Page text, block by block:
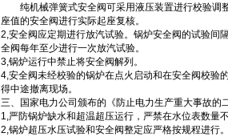
纯机械弹簧式安全阀可采用液压装置进行校验调
座值的安全阀进行实际起座复核。
2,安全阀应定期进行放汽试验。锅炉安全阀的试验间
全阀每年至少进行一次放汽试验。
3,锅炉运行中禁止将安全阀解列。
4,安全阀未经校验的锅炉在点火启动和在安全阀校验
得中途撤离现场。
三、国家电力公司颁布的《防止电力生产重大事故的
1,严防锅炉缺水和超温超压运行，严禁在水位表数量
2,锅炉超压水压试验和安全阀整定应严格按规程进行。